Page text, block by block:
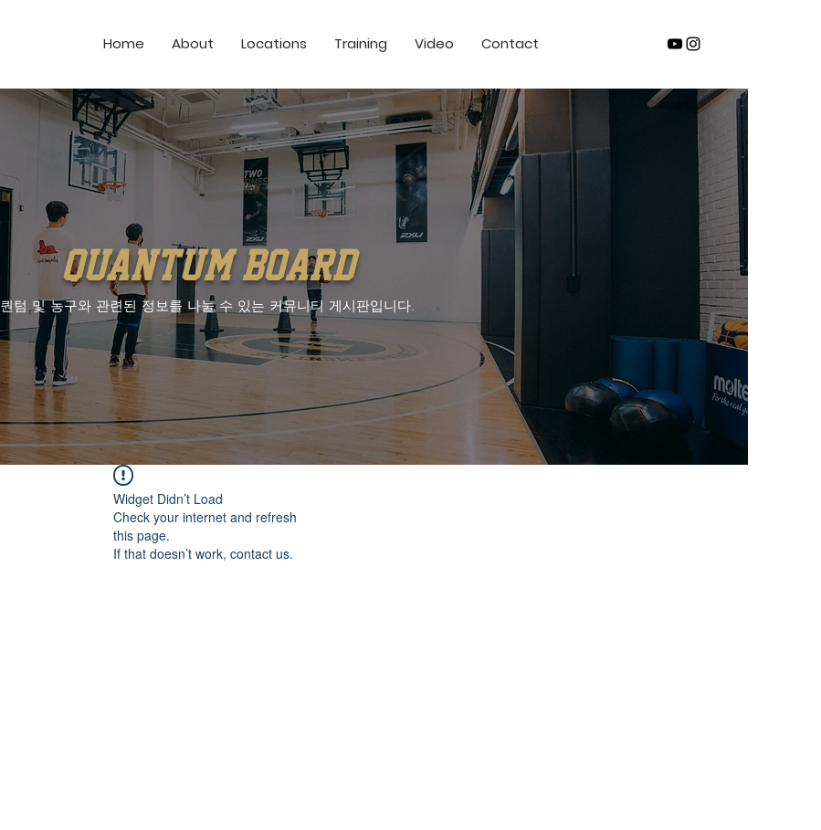
Home About Locations Training Video Contact
quantum board
퀀텀 및 농구와 관련된 정보를 나눌 수 있는 커뮤니티 게시판입니다.
Widget Didn’t Load
Check your internet and refresh
this page.
If that doesn’t work, contact us.